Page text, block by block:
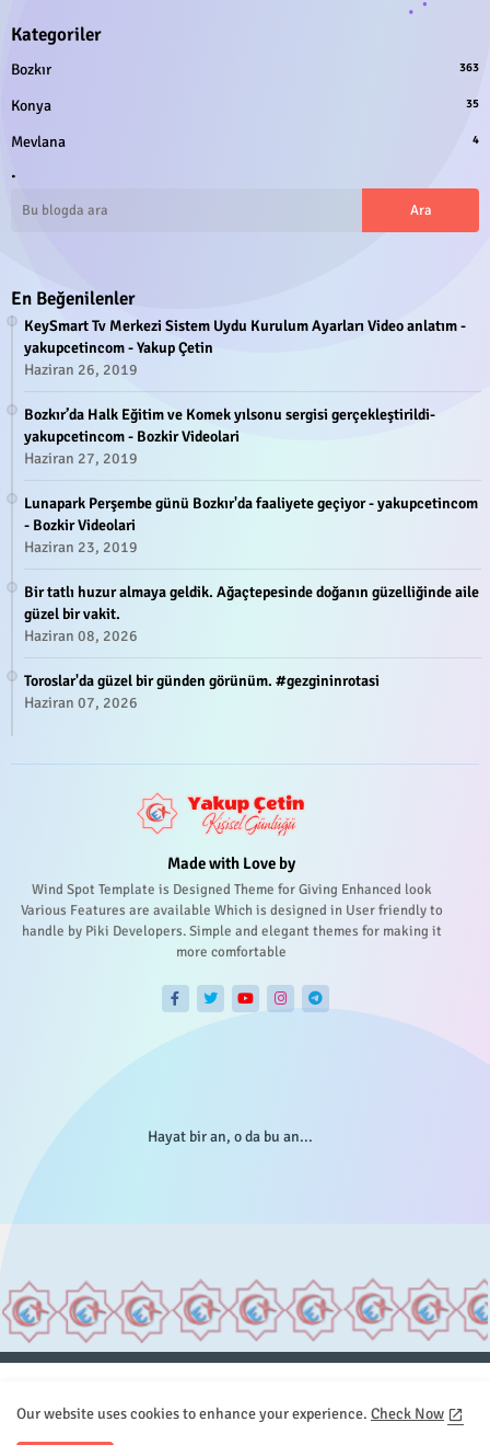
Kategoriler
Bozkır 363
Konya 35
Mevlana 4
.
En Beğenilenler
KeySmart Tv Merkezi Sistem Uydu Kurulum Ayarları Video anlatım -
yakupcetincom - Yakup Çetin
Haziran 26, 2019
Bozkır’da Halk Eğitim ve Komek yılsonu sergisi gerçekleştirildi-
yakupcetincom - Bozkir Videolari
Haziran 27, 2019
Lunapark Perşembe günü Bozkır'da faaliyete geçiyor - yakupcetincom
- Bozkir Videolari
Haziran 23, 2019
Bir tatlı huzur almaya geldik. Ağaçtepesinde doğanın güzelliğinde aile
güzel bir vakit.
Haziran 08, 2026
Toroslar'da güzel bir günden görünüm. #gezgininrotasi
Haziran 07, 2026
Made with Love by
Wind Spot Template is Designed Theme for Giving Enhanced look
Various Features are available Which is designed in User friendly to
handle by Piki Developers. Simple and elegant themes for making it
more comfortable
Hayat bir an, o da bu an...
Sitemap
İletişim
Our website uses cookies to enhance your experience. Check Now